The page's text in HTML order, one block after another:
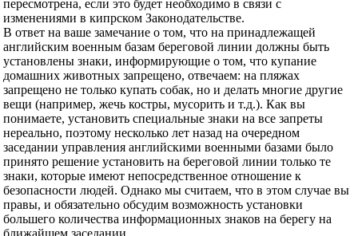
пересмотрена, если это будет необходимо в связи с
изменениями в кипрском Законодательстве.
В ответ на ваше замечание о том, что на принадлежащей
английским военным базам береговой линии должны быть
установлены знаки, информирующие о том, что купание
домашних животных запрещено, отвечаем: на пляжах
запрещено не только купать собак, но и делать многие другие
вещи (например, жечь костры, мусорить и т.д.). Как вы
понимаете, установить специальные знаки на все запреты
нереально, поэтому несколько лет назад на очередном
заседании управления английскими военными базами было
принято решение установить на береговой линии только те
знаки, которые имеют непосредственное отношение к
безопасности людей. Однако мы считаем, что в этом случае вы
правы, и обязательно обсудим возможность установки
большего количества информационных знаков на берегу на
ближайшем заседании.